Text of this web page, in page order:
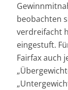
beobachten
verdreifacht
eingestuft.
Fairfax auch